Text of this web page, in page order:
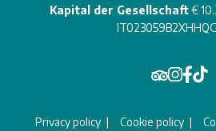
Kapital der Gesellschaft€
Privacy policy Cookie policy